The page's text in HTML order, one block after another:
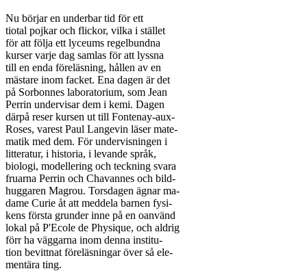
Nu börjar en underbar tid för ett
tiotal pojkar och flickor, vilka i stället
för att följa ett lyceums regelbundna
kurser varje dag samlas för att lyssna
till en enda föreläsning, hållen av en
mästare inom facket. Ena dagen är det
på Sorbonnes laboratorium, som Jean
Perrin undervisar dem i kemi. Dagen
därpå reser kursen ut till Fontenay-aux-
Roses, varest Paul Langevin läser mate-
matik med dem. För undervisningen i
litteratur, i historia, i levande språk,
biologi, modellering och teckning svara
fruarna Perrin och Chavannes och bild-
huggaren Magrou. Torsdagen ägnar ma-
dame Curie åt att meddela barnen fysi-
kens första grunder inne på en oanvänd
lokal på P'Ecole de Physique, och aldrig
förr ha väggarna inom denna institu-
tion bevittnat föreläsningar över så ele-
mentära ting.